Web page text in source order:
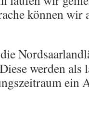
können wir
werden als
ein